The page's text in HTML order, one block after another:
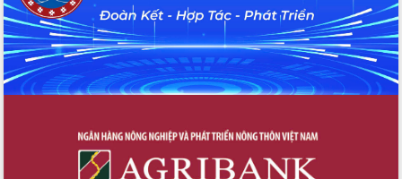
Quyết liệt cải cách hành chính, khơi
thông nguồn lực phát triển
Nâng cao hiệu lực, hiệu quả HĐND
tỉnh thông qua hiện đại hóa hành chính
Xã Ea Phê gắn cải cách hành chính với
Phó Chủ tịch Thường trực UBND tỉnh
Hồ Thị Nguyên Thảo làm việc tại Trung
tâm Phục vụ hành chính công xã Ea